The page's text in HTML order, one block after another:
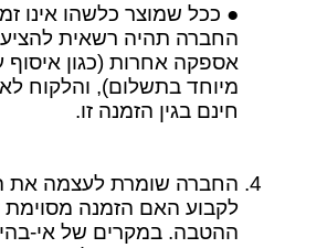
● ככל שמוצר כלשהו אינו
החברה תהיה רשאית
אספקה אחרות (כגון איסוף
מיוחד בתשלום), והלקוח
חינם בגין הזמנה זו.
החברה שומרת לעצמה את
לקבוע האם הזמנה מסוימת
ההטבה. במקרים של אי-